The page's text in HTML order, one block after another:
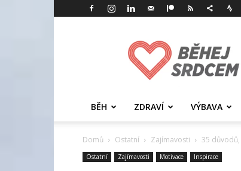
srdcem
BĚH ZDRAVÍ VÝBAVA
Domů Ostatní Zajímavosti 35
Ostatní Zajímavosti Motivace Inspirace